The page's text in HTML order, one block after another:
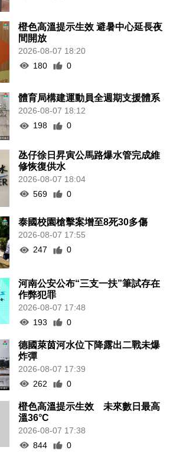
橙色高溫提示生效 避暑中心延長夜
間開放
2026-08-07 18:20
180
0
體育局構建運動員全週期支援體系
2026-08-07 18:12
198
0
氹仔徐日昇寅公馬路爆水管完成維
修恢復供水
2026-08-07 18:04
569
0
泰國校園槍擊案增至8死30多傷
2026-08-07 17:55
247
0
河南公安公布“三支一扶”筆試存在
作弊犯罪
2026-08-07 17:48
193
0
德國萊茵河水位下降露出二戰未爆
炸彈
2026-08-07 17:39
262
0
橙色高溫提示生效 未來數日最高
溫36°C
2026-08-07 17:38
844
0